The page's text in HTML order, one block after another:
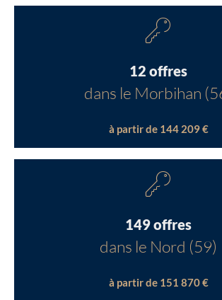
12 offres
dans le Morbihan
à partir de 144 209 €
149 offres
dans le Nord (59)
à partir de 151 870 €